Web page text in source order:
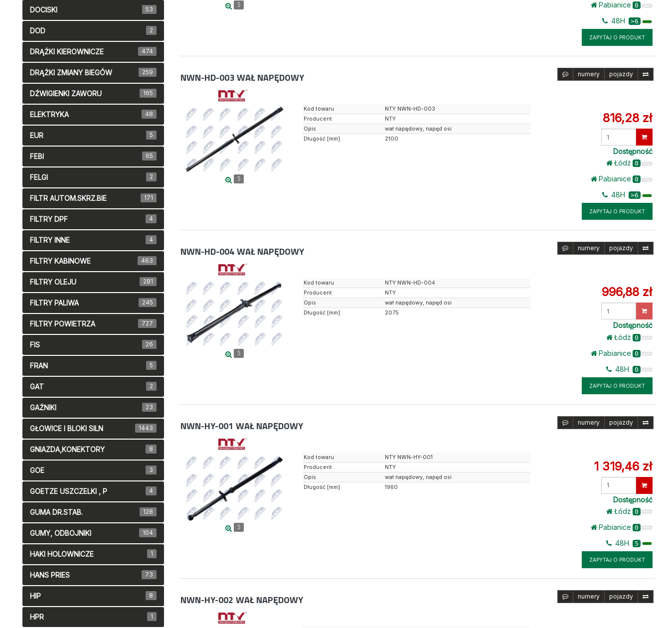
5 Pabianice 0
48H >6
ZAPYTAJ O PRODUKT
NWN-HD-003 WAŁ NAPĘDOWY numery pojazdy
5
816,28 zł
Dostępność
Łódż 0
Pabianice 0
48H >6
ZAPYTAJ O PRODUKT
Kod towaru
NTY NWN-HD-003
Producent
NTY
Opis
wał napędowy, napęd osi
Długość [mm]
2100
NWN-HD-004 WAŁ NAPĘDOWY numery pojazdy
5
996,88 zł
Dostępność
Łódż 0
Pabianice 0
48H 0
ZAPYTAJ O PRODUKT
Kod towaru
NTY NWN-HD-004
Producent
NTY
Opis
wał napędowy, napęd osi
Długość [mm]
2075
NWN-HY-001 WAŁ NAPĘDOWY numery pojazdy
5
1 319,46 zł
Wprowadź
Dostępność
Łódż 0
Pabianice 0
48H 5
ZAPYTAJ O PRODUKT
Kod towaru
NTY NWN-HY-001
Producent
NTY
Opis
wał napędowy, napęd osi
Długość [mm]
1960
NWN-HY-002 WAŁ NAPĘDOWY numery pojazdy
DOCISKI 53
DOD 2
DRĄŻKI KIEROWNICZE 474
DRĄŻKI ZMIANY BIEGÓW 259
DŹWIGIENKI ZAWORU 165
ELEKTRYKA 48
EUR 5
FEBI 65
FELGI 2
FILTR AUTOM.SKRZ.BIE 171
FILTRY DPF 4
FILTRY INNE 4
FILTRY KABINOWE 463
FILTRY OLEJU 281
FILTRY PALIWA 245
FILTRY POWIETRZA 727
FIS 26
FRAN 5
GAT 2
GAŹNIKI 23
GŁOWICE I BLOKI SILN 1443
GNIAZDA,KONEKTORY 8
GOE 3
GOETZE USZCZELKI , P 4
GUMA DR.STAB. 128
GUMY, ODBOJNIKI 104
HAKI HOLOWNICZE 1
HANS PRIES 73
HIP 8
HPR 1